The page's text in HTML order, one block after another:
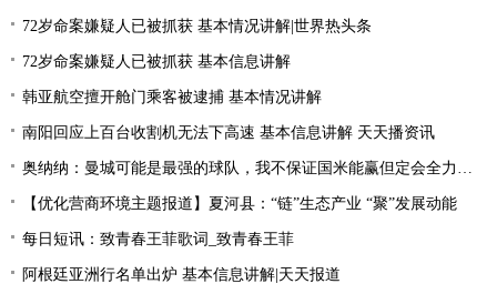
72岁命案嫌疑人已被抓获 基本情况讲解|世界热头条
72岁命案嫌疑人已被抓获 基本信息讲解
韩亚航空擅开舱门乘客被逮捕 基本情况讲解
南阳回应上百台收割机无法下高速 基本信息讲解 天天播资讯
奥纳纳：曼城可能是最强的球队，我不保证国米能赢但定会全力以赴|环球最新
【优化营商环境主题报道】夏河县：“链”生态产业 “聚”发展动能
每日短讯：致青春王菲歌词_致青春王菲
阿根廷亚洲行名单出炉 基本信息讲解|天天报道